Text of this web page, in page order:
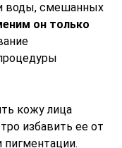
воды, смешанных
он только
кожу лица
избавить ее от
пигментации.